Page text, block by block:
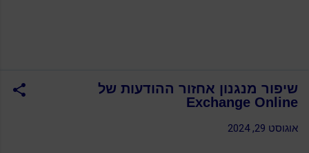
שיפור מנגנון אחזור ההודעות של
Exchange Online
אוגוסט 29, 2024